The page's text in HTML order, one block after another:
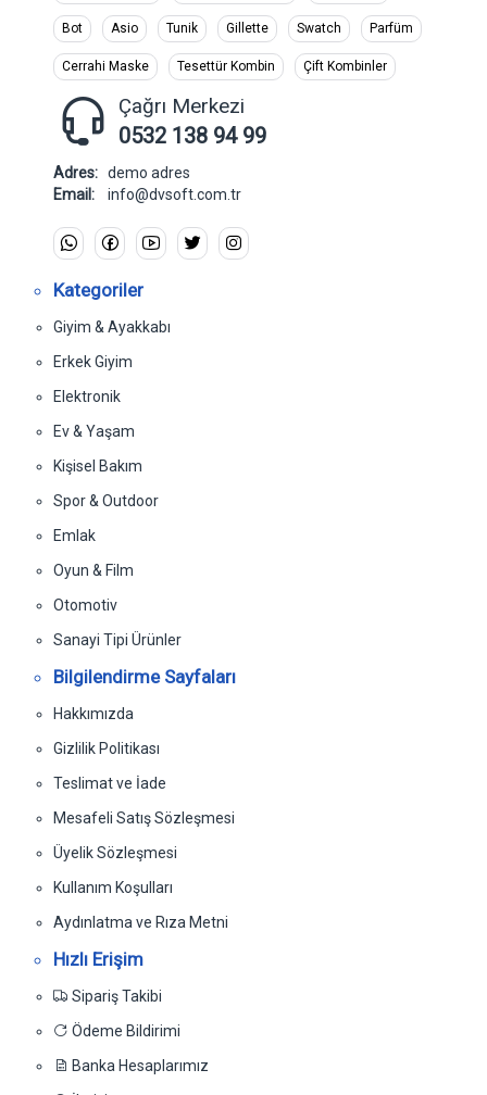
Bot Asio Tunik Gillette Swatch Parfüm
Cerrahi Maske Tesettür Kombin Çift Kombinler
Çağrı Merkezi
0532 138 94 99
Adres: demo adres
Email:
info@dvsoft.com.tr
Kategoriler
Giyim & Ayakkabı
Erkek Giyim
Elektronik
Ev & Yaşam
Kişisel Bakım
Spor & Outdoor
Emlak
Oyun & Film
Otomotiv
Sanayi Tipi Ürünler
Bilgilendirme Sayfaları
Hakkımızda
Gizlilik Politikası
Teslimat ve İade
Mesafeli Satış Sözleşmesi
Üyelik Sözleşmesi
Kullanım Koşulları
Aydınlatma ve Rıza Metni
Hızlı Erişim
Sipariş Takibi
Ödeme Bildirimi
Banka Hesaplarımız